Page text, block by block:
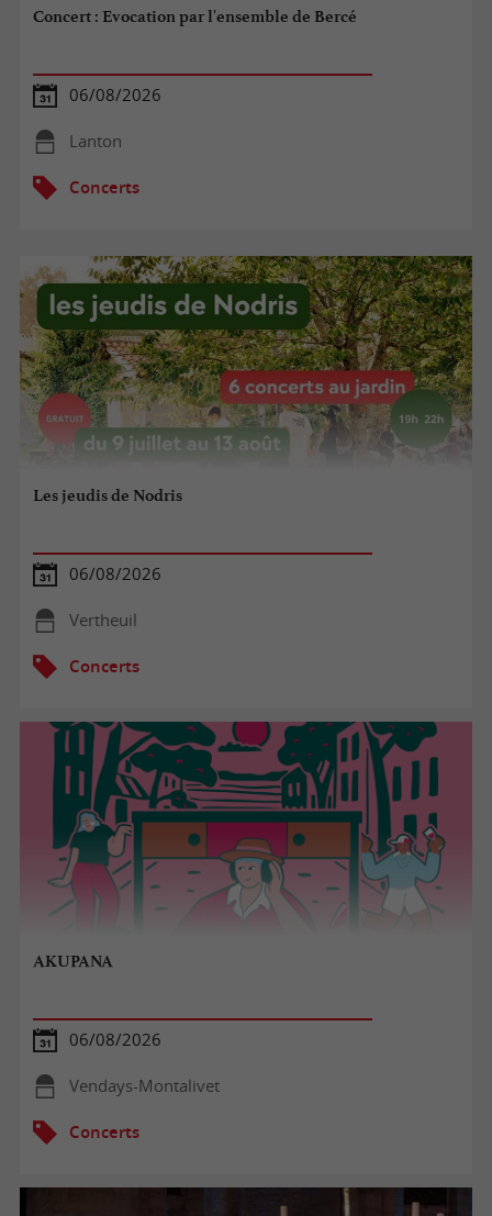
Concert : Evocation par l'ensemble de Bercé
06/08/2026
Lanton
Concerts
Les jeudis de Nodris
06/08/2026
Vertheuil
Concerts
AKUPANA
06/08/2026
Vendays-Montalivet
Concerts